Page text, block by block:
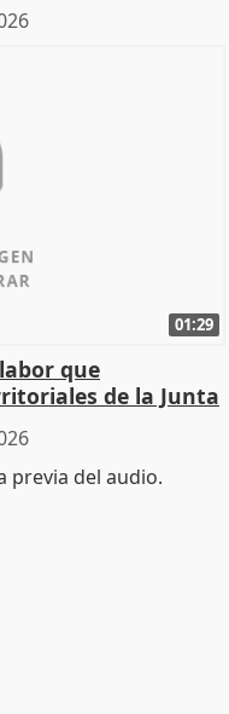
01:29
que
de la Junta